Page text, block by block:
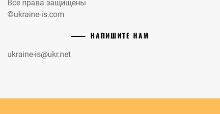
Все права защищены
©ukraine-is.com
НАПИШИТЕ НАМ
ukraine-is@ukr.net